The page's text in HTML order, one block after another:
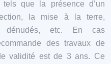
que la présence d’un
la mise à la terre,
dénudés, etc. En cas
des travaux de
validité est de 3 ans. Ce